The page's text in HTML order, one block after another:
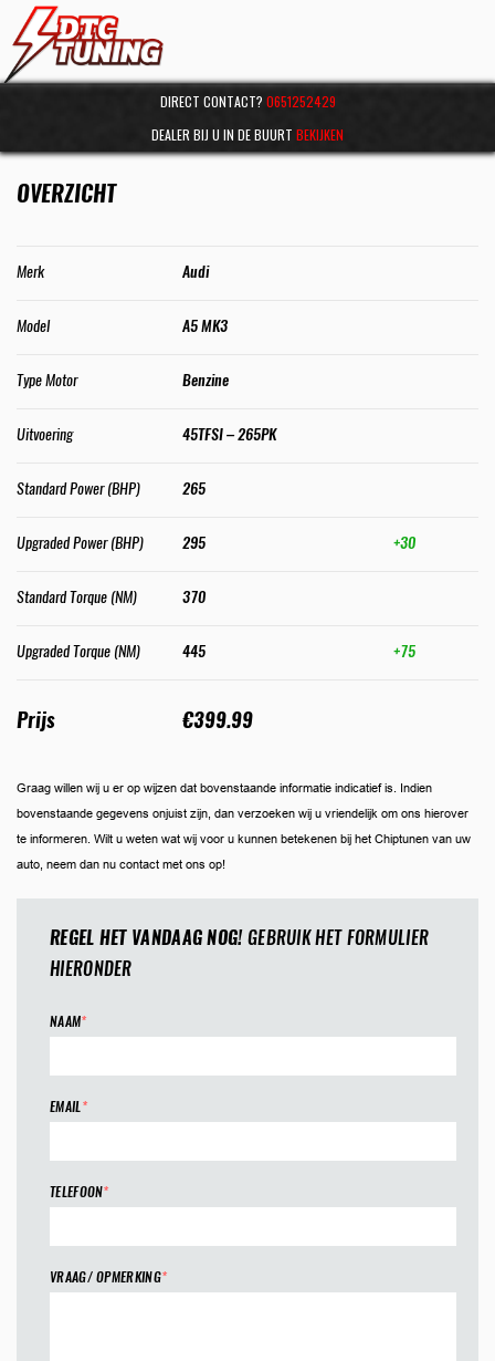
DIRECT CONTACT? 0651252429
DEALER BIJ U IN DE BUURT BEKIJKEN
OVERZICHT
Merk Audi
Model A5 MK3
Type Motor Benzine
Uitvoering 45TFSI – 265PK
Standard Power (BHP) 265
Upgraded Power (BHP) 295 +30
Standard Torque (NM) 370
Upgraded Torque (NM) 445 +75
Prijs €399.99
Graag willen wij u er op wijzen dat bovenstaande informatie indicatief is. Indien
bovenstaande gegevens onjuist zijn, dan verzoeken wij u vriendelijk om ons hierover
te informeren. Wilt u weten wat wij voor u kunnen betekenen bij het Chiptunen van uw
auto, neem dan nu contact met ons op!
REGEL HET VANDAAG NOG!GEBRUIK HET FORMULIER
HIERONDER
NAAM*
EMAIL*
TELEFOON*
VRAAG/ OPMERKING*